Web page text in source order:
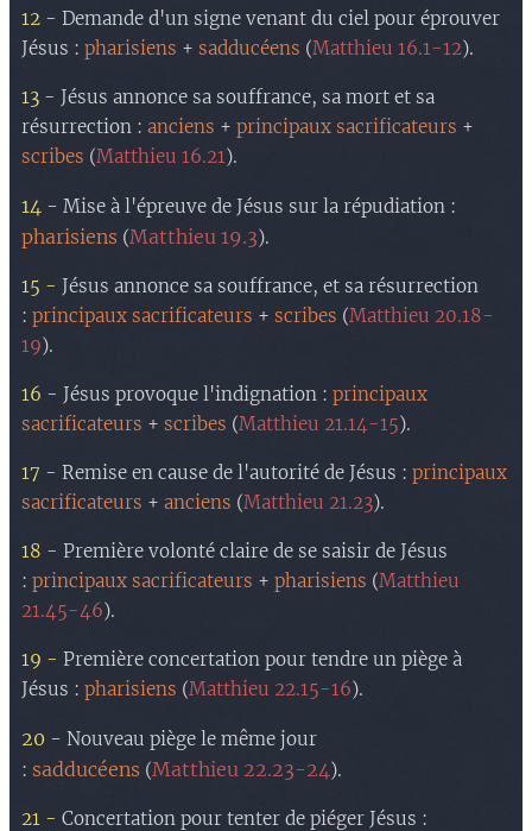
12 - Demande d'un signe venant du ciel pour éprouver
Jésus : pharisiens + sadducéens (Matthieu 16.1-12).
13 - Jésus annonce sa souffrance, sa mort et sa
résurrection : anciens + principaux sacrificateurs +
scribes (Matthieu 16.21).
14 - Mise à l'épreuve de Jésus sur la répudiation :
pharisiens (Matthieu 19.3).
15 - Jésus annonce sa souffrance, et sa résurrection
: principaux sacrificateurs + scribes (Matthieu 20.18-
19).
16 - Jésus provoque l'indignation : principaux
sacrificateurs + scribes (Matthieu 21.14-15).
17 - Remise en cause de l'autorité de Jésus : principaux
sacrificateurs + anciens (Matthieu 21.23).
18 - Première volonté claire de se saisir de Jésus
: principaux sacrificateurs + pharisiens (Matthieu
21.45-46).
19 - Première concertation pour tendre un piège à
Jésus : pharisiens (Matthieu 22.15-16).
20 - Nouveau piège le même jour
: sadducéens (Matthieu 22.23-24).
21 - Concertation pour tenter de piéger Jésus :